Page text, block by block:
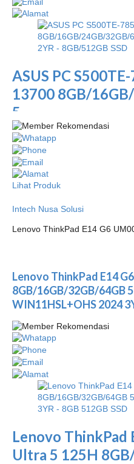
ASUS PC
13700 8GB/
5...
Lihat Produk
Intech Nusa Solusi
Lenovo ThinkPad E14 G6
Lenovo ThinkPad E14
8GB/16GB/32GB/64GB
WIN11HSL+OHS 2024
Lenovo ThinkPad
Ultra 5 125H